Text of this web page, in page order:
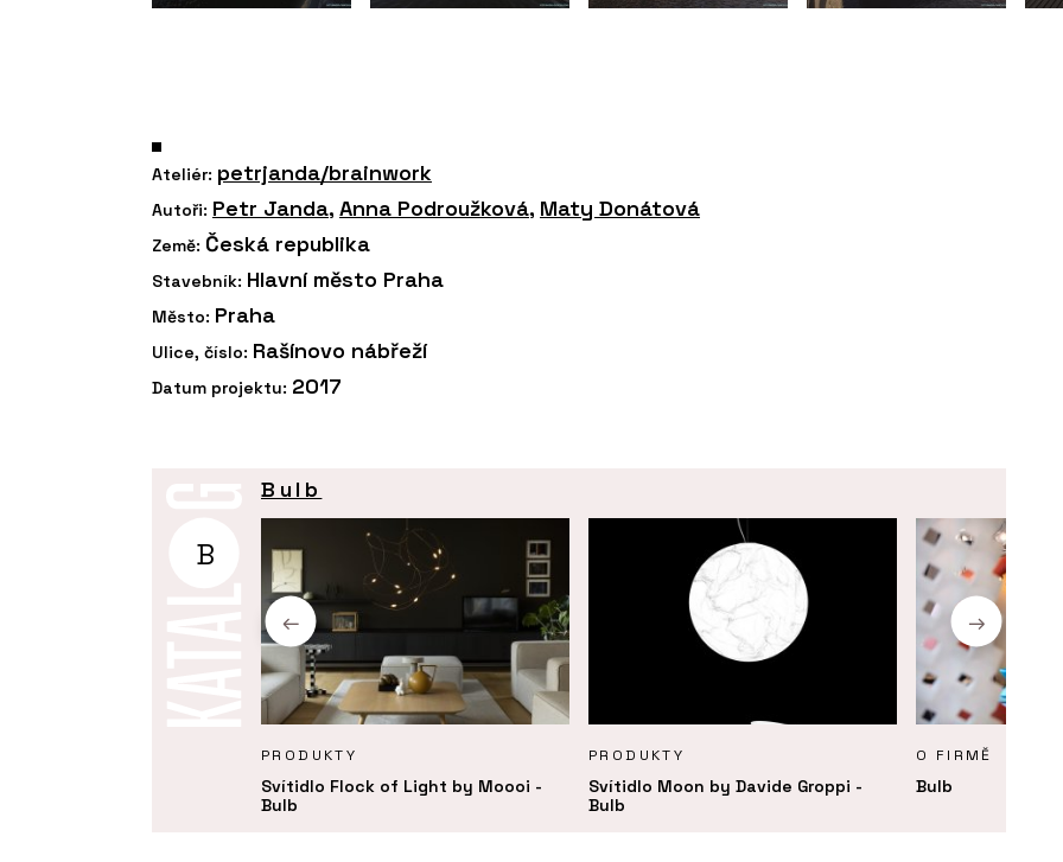
Ateliér: petrjanda/brainwork
Autoři: Petr Janda, Anna Podroužková, Maty Donátová
Země: Česká republika
Stavebník: Hlavní město Praha
Město: Praha
Ulice, číslo: Rašínovo nábřeží
Datum projektu: 2017
B
Bulb
PRODUKTY
Svítidlo Flock of Light by Moooi -
Bulb
PRODUKTY
Svítidlo Moon by Davide Groppi -
Bulb
O FIRMĚ
Bulb